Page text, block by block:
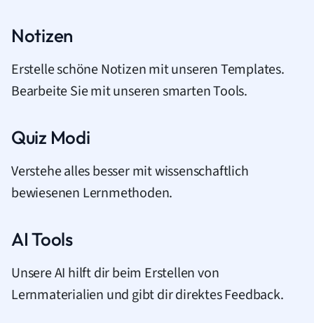
Notizen
Erstelle schöne Notizen mit unseren Templates.
Bearbeite Sie mit unseren smarten Tools.
Quiz Modi
Verstehe alles besser mit wissenschaftlich
bewiesenen Lernmethoden.
AI Tools
Unsere AI hilft dir beim Erstellen von
Lernmaterialien und gibt dir direktes Feedback.